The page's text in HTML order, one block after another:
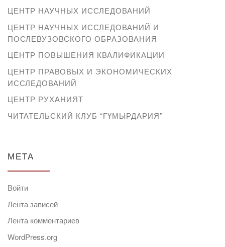
ЦЕНТР НАУЧНЫХ ИССЛЕДОВАНИЙ
ЦЕНТР НАУЧНЫХ ИССЛЕДОВАНИЙ И
ПОСЛЕВУЗОВСКОГО ОБРАЗОВАНИЯ
ЦЕНТР ПОВЫШЕНИЯ КВАЛИФИКАЦИИ
ЦЕНТР ПРАВОВЫХ И ЭКОНОМИЧЕСКИХ
ИССЛЕДОВАНИЙ
ЦЕНТР РУХАНИЯТ
ЧИТАТЕЛЬСКИЙ КЛУБ “ҒҰМЫРДАРИЯ”
МЕТА
Войти
Лента записей
Лента комментариев
WordPress.org